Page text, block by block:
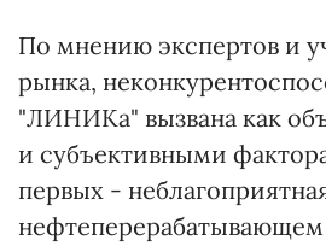
По мнению экспертов и
рынка,
"ЛИНИКа" вызвана как
и субъективными
первых -
нефтеперерабатывающем